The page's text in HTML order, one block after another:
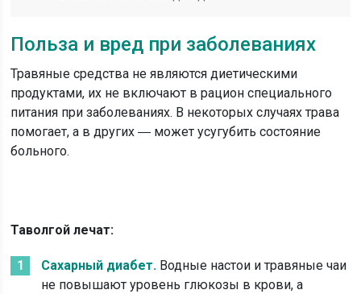
Польза и вред при заболеваниях
Травяные средства не являются диетическими
продуктами, их не включают в рацион специального
питания при заболеваниях. В некоторых случаях трава
помогает, а в других ― может усугубить состояние
больного.
Таволгой лечат:
Сахарный диабет. Водные настои и травяные чаи
не повышают уровень глюкозы в крови, а